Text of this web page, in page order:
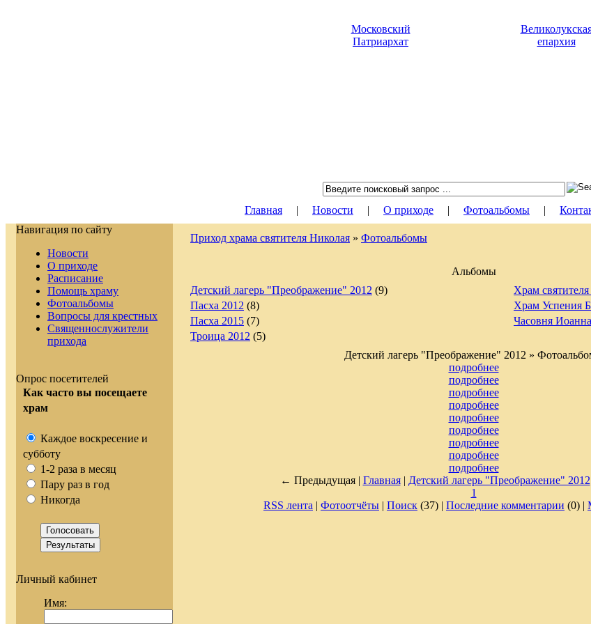
Московский
Патриархат
епархия
Главная | Новости | О приходе | Фотоальбомы |
Навигация по сайту
Новости
О приходе
Расписание
Помощь храму
Фотоальбомы
Вопросы для крестных
Священнослужители
прихода
Опрос посетителей
Как часто вы посещаете
храм
Каждое воскресение и
субботу
1-2 раза в месяц
Пару раз в год
Никогда
Личный кабинет
Имя:
Приход храма святителя Николая » Фотоальбомы
Альбомы
Детский лагерь "Преображение" 2012 (9)
Пасха 2012 (8)
Пасха 2015 (7)
Троица 2012 (5)
Храм
Храм Успения
Часовня
Детский лагерь "Преображение" 2012 »
подробнее
подробнее
подробнее
подробнее
подробнее
подробнее
подробнее
подробнее
подробнее
← Предыдущая | Главная| Детский лагерь "Преображение" 2012
1
RSS лента | Фотоотчёты | Поиск (37) | Последние комментарии (0) |